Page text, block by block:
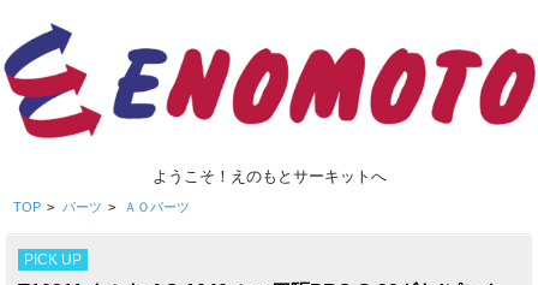
ようこそ！えのもとサーキットへ
TOP > パーツ > ＡＯパーツ
PICK UP